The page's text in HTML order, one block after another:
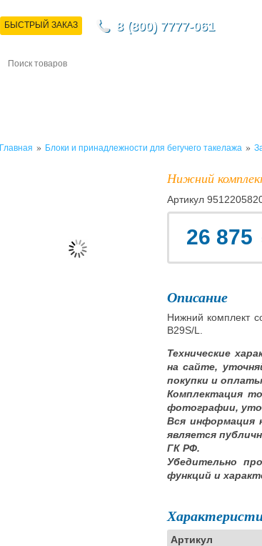
БЫСТРЫЙ ЗАКАЗ 8 (800) 7777-061
Главная » Блоки и принадлежности для бегучего такелажа»
Нижний
Артикул
26 875
Описание
Нижний комплект
B29S/L.
Технические
на сайте,
покупки и
Комплектация
фотографии,
Вся информация
является
ГК РФ.
Убедительно
функций и
Артикул